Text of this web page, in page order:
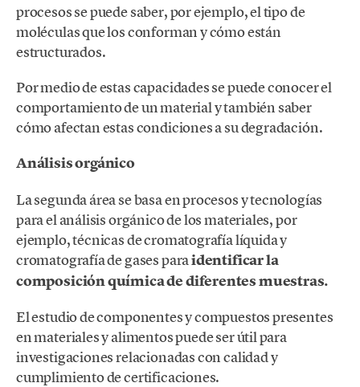
procesos se puede saber, por ejemplo, el tipo de
moléculas que los conforman y cómo están
estructurados.
Por medio de estas capacidades se puede conocer el
comportamiento de un material y también saber
cómo afectan estas condiciones a su degradación.
Análisis orgánico
La segunda área se basa en procesos y tecnologías
para el análisis orgánico de los materiales, por
ejemplo, técnicas de cromatografía líquida y
cromatografía de gases paraidentificar la
composición química de diferentes muestras.
El estudio de componentes y compuestos presentes
en materiales y alimentos puede ser útil para
investigaciones relacionadas con calidad y
cumplimiento de certificaciones.